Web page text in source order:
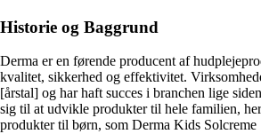
Historie og Baggrund
Derma er en førende producent af
kvalitet, sikkerhed og effektivitet.
[årstal] og har haft succes i branchen lige
sig til at udvikle produkter til hele familien,
produkter til børn, som Derma Kids Solcreme